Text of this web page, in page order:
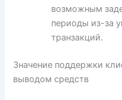
возможным
периоды из-за
транзакций.
Значение поддержки
выводом средств